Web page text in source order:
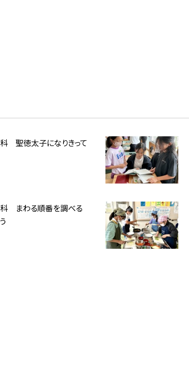
聖徳太子になりきって
まわる順番を調べる